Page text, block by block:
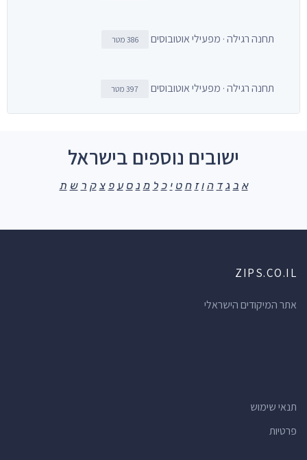
תחנה רגילה · מפעילי אוטובוסים 386 מטר
תחנה רגילה · מפעילי אוטובוסים 397 מטר
ישובים נוספים בישראל
א ב ג ד ה ו ז ח ט י כ ל מ נ ס ע פ צ ק ר ש ת
ZIPS.CO.IL
אתר המיקודים הישראלי
תנאי שימוש
פרטיות